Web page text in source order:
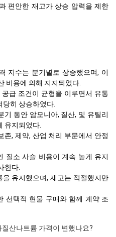
편안한 재고가 상승 압력을 제한
지수는 분기별로 상승했으며, 이
비용에 의해 지지되었다.
급 조건이 균형을 이루면서 유통
히 상승하였다.
기 동안 암모니아, 질산, 및 유틸리
유지되었다.
존, 제약, 산업 처리 부문에서 안정
질소 사슬 비용이 계속 높게 유지
한다.
유지했으며, 재고는 적절했지만
선택적 현물 구매와 함께 계약 조
산나트륨 가격이 변했나요?